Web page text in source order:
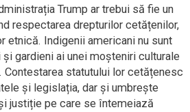
Trump ar trebui să fie un
respectarea drepturilor cetățenilor,
etnică. Indigenii americani nu sunt
gardieni ai unei moșteniri culturale
statutului lor cetățenesc
și legislația, dar și umbrește
justiție pe care se întemeiază